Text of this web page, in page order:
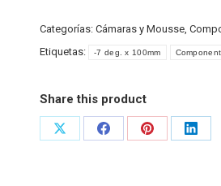
V.Bici
cantidad
Categorías: Cámaras y Mousse,
Etiquetas:
-7 deg. x 100mm
Share this product
Share
Share
Share
Share